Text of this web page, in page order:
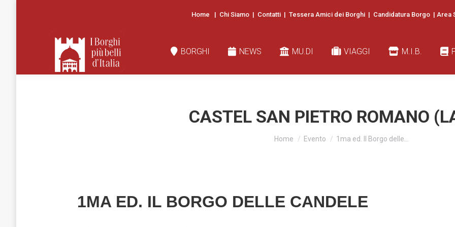
Home | Chi Siamo | Contatti | Tessera Amici dei Borghi | Candidatura Borgo | Area
BORGHI NEWS MU.DI VIAGGI M.I.B.
CASTEL SAN PIETRO ROMANO
You are here:
Home Evento 1ma ed. Il Borgo delle…
1MA ED. IL BORGO DELLE CANDELE
NEWS MU.DI VIAGGI M.I.B.